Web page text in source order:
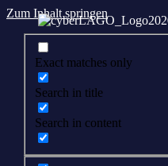
Zum Inhalt springen
Exact matches only
Search in title
Search in content